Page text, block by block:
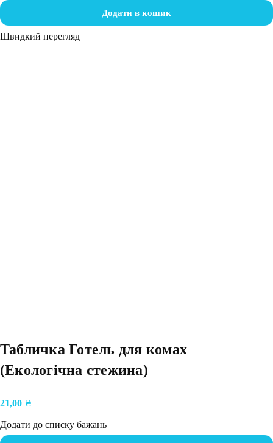
Додати в кошик
Швидкий перегляд
Табличка Готель для комах
(Екологічна стежина)
21,00 ₴
Додати до списку бажань